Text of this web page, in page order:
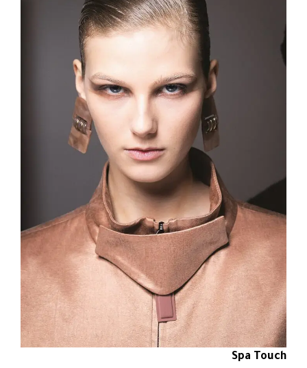
Spa Touch